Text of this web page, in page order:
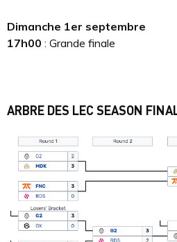
Dimanche 1er septembre
17h00 : Grande finale
ARBRE DES LEC SEASON